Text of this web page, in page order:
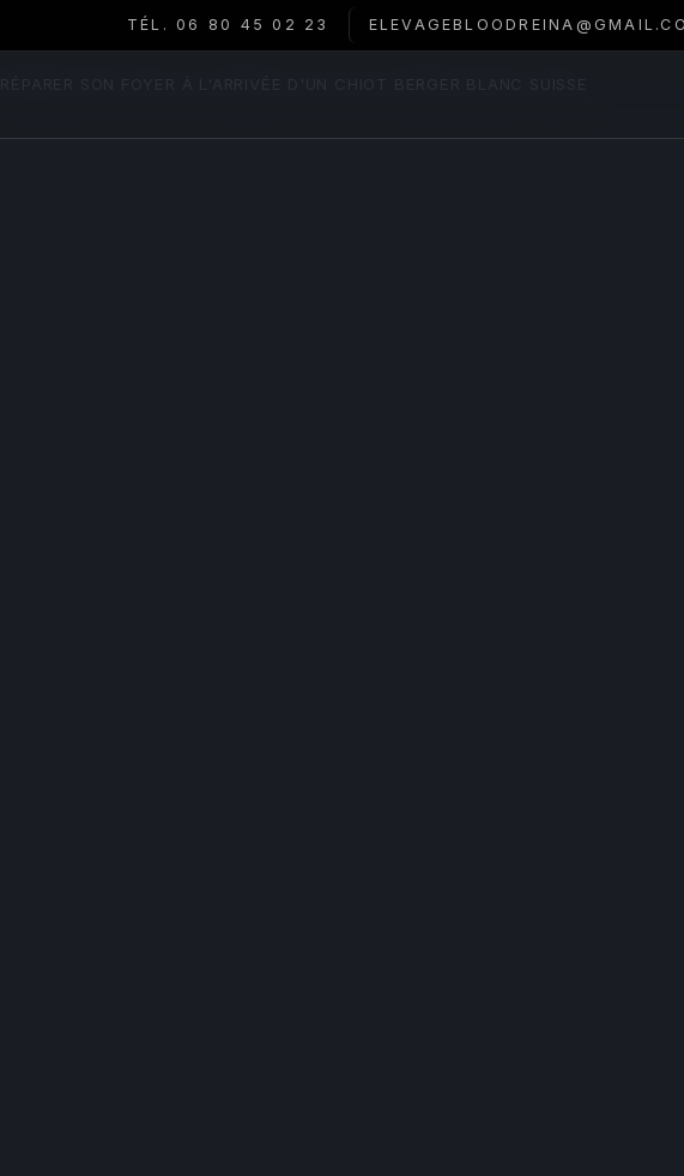
TÉL. 06 80 45 02 23